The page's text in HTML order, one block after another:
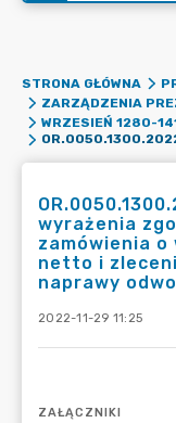
STRONA GŁÓWNA
ZARZĄDZENIA
WRZESIEŃ 1280-
wyrażenia
zamówienia o
netto i
naprawy
2022-11-29 11:25
ZAŁĄCZNIKI